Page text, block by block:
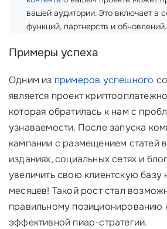
вашей аудитории. Это включает в
функций, партнерств и обновлений.
Примеры успеха
Одним из примеров успешного
является проект
которая обратилась к нам с
узнаваемости. После запуска
кампании с размещением статей
изданиях, социальных сетях и
увеличить свою клиентскую базу
месяцев! Такой рост стал
правильному позиционированию
эффективной пиар-стратегии.